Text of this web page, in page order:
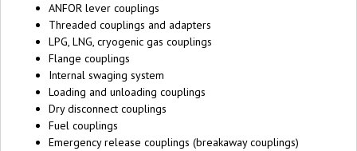
ANFOR lever couplings
Threaded couplings and adapters
LPG, LNG, cryogenic gas couplings
Flange couplings
Internal swaging system
Loading and unloading couplings
Dry disconnect couplings
Fuel couplings
Emergency release couplings (breakaway couplings)